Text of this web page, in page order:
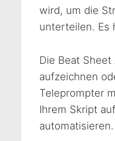
wird, um die
unterteilen. Es
Die Beat
aufzeichnen
Teleprompter
Ihrem Skript
automatisieren.